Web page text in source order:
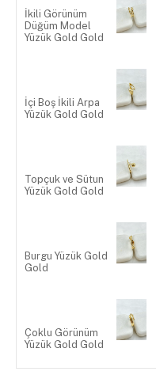
İkili Görünüm
Düğüm Model
Yüzük Gold Gold
İçi Boş İkili Arpa
Yüzük Gold Gold
Topçuk ve Sütun
Yüzük Gold Gold
Burgu Yüzük Gold
Gold
Çoklu Görünüm
Yüzük Gold Gold